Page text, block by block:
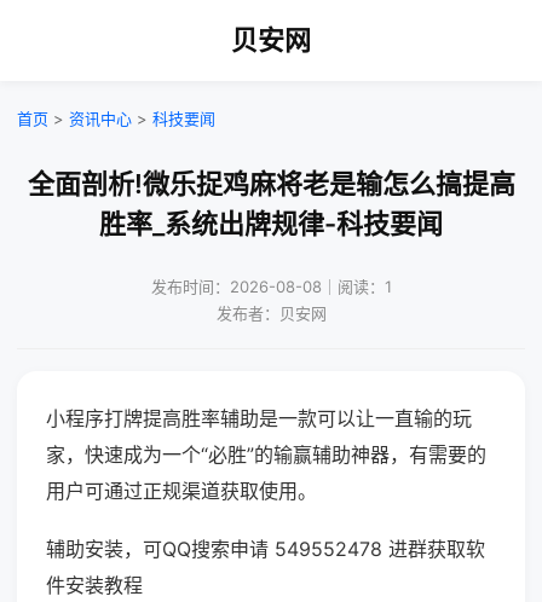
贝安网
首页 > 资讯中心 > 科技要闻
全面剖析!微乐捉鸡麻将老是输怎么搞提高
胜率_系统出牌规律-科技要闻
发布时间：2026-08-08｜阅读：1
发布者：贝安网
小程序打牌提高胜率辅助是一款可以让一直输的玩
家，快速成为一个“必胜”的输赢辅助神器，有需要的
用户可通过正规渠道获取使用。
辅助安装，可QQ搜索申请 549552478 进群获取软
件安装教程